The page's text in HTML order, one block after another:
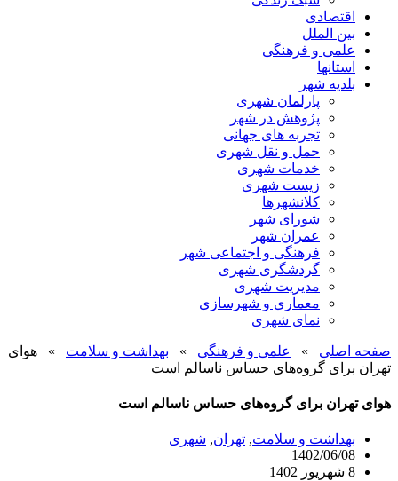
اقتصادی
بین الملل
علمی و فرهنگی
استانها
بلدیه شهر
پارلمان شهری
پژوهش در شهر
تجربه های جهانی
حمل و نقل شهری
خدمات شهری
زیست شهری
کلانشهرها
شورای شهر
عمران شهر
فرهنگی و اجتماعی شهر
گردشگری شهری
مدیریت شهری
معماری و شهرسازی
نمای شهری
صفحه اصلی » علمی و فرهنگی » بهداشت و سلامت » هوای
تهران برای گروه‌های حساس ناسالم است
هوای تهران برای گروه‌های حساس ناسالم است
بهداشت و سلامت, تهران, شهری
1402/06/08
8 شهریور 1402